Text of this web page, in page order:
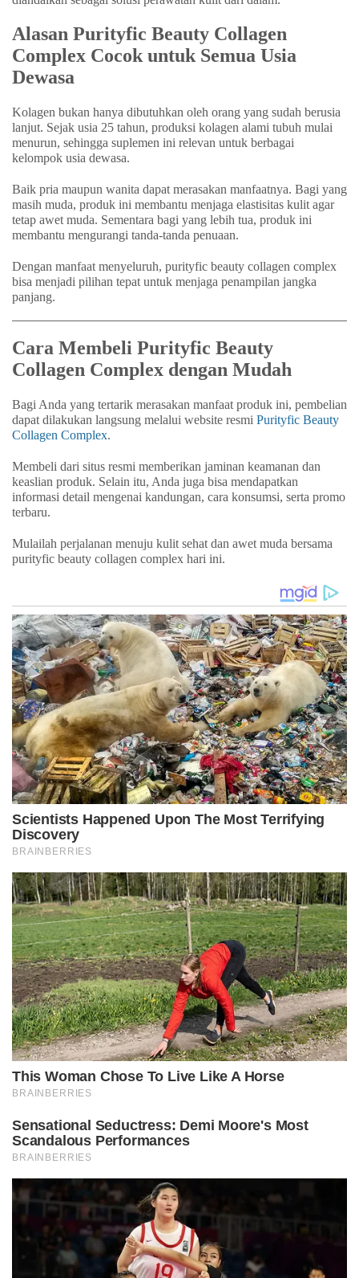
Alasan Purityfic Beauty Collagen
Complex Cocok untuk Semua Usia
Dewasa
Kolagen bukan hanya dibutuhkan oleh orang yang sudah berusia
lanjut. Sejak usia 25 tahun, produksi kolagen alami tubuh mulai
menurun, sehingga suplemen ini relevan untuk berbagai
kelompok usia dewasa.
Baik pria maupun wanita dapat merasakan manfaatnya. Bagi yang
masih muda, produk ini membantu menjaga elastisitas kulit agar
tetap awet muda. Sementara bagi yang lebih tua, produk ini
membantu mengurangi tanda-tanda penuaan.
Dengan manfaat menyeluruh, purityfic beauty collagen complex
bisa menjadi pilihan tepat untuk menjaga penampilan jangka
panjang.
Cara Membeli Purityfic Beauty
Collagen Complex dengan Mudah
Bagi Anda yang tertarik merasakan manfaat produk ini, pembelian
dapat dilakukan langsung melalui website resmi Purityfic Beauty
Collagen Complex.
Membeli dari situs resmi memberikan jaminan keamanan dan
keaslian produk. Selain itu, Anda juga bisa mendapatkan
informasi detail mengenai kandungan, cara konsumsi, serta promo
terbaru.
Mulailah perjalanan menuju kulit sehat dan awet muda bersama
purityfic beauty collagen complex hari ini.